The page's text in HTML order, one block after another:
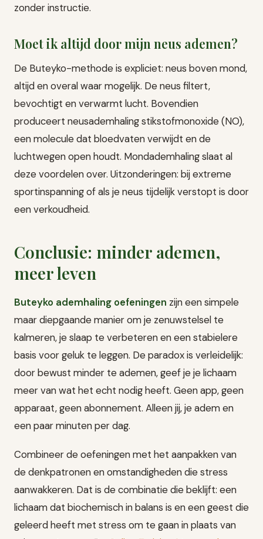
zonder instructie.
Moet ik altijd door mijn neus ademen?
De Buteyko-methode is expliciet: neus boven mond,
altijd en overal waar mogelijk. De neus filtert,
bevochtigt en verwarmt lucht. Bovendien
produceert neusademhaling stikstofmonoxide (NO),
een molecule dat bloedvaten verwijdt en de
luchtwegen open houdt. Mondademhaling slaat al
deze voordelen over. Uitzonderingen: bij extreme
sportinspanning of als je neus tijdelijk verstopt is door
een verkoudheid.
Conclusie: minder ademen,
meer leven
Buteyko ademhaling oefeningen zijn een simpele
maar diepgaande manier om je zenuwstelsel te
kalmeren, je slaap te verbeteren en een stabielere
basis voor geluk te leggen. De paradox is verleidelijk:
door bewust minder te ademen, geef je je lichaam
meer van wat het echt nodig heeft. Geen app, geen
apparaat, geen abonnement. Alleen jij, je adem en
een paar minuten per dag.
Combineer de oefeningen met het aanpakken van
de denkpatronen en omstandigheden die stress
aanwakkeren. Dat is de combinatie die beklijft: een
lichaam dat biochemisch in balans is en een geest die
geleerd heeft met stress om te gaan in plaats van